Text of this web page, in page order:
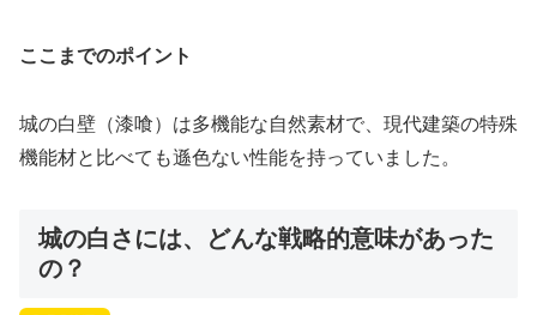
ここまでのポイント
城の白壁（漆喰）は多機能な自然素材で、現代建築の特殊
機能材と比べても遜色ない性能を持っていました。
城の白さには、どんな戦略的意味があった
の？